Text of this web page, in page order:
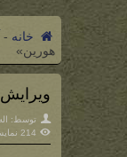
خانه -
هورین»
توسط:
214 نمایش